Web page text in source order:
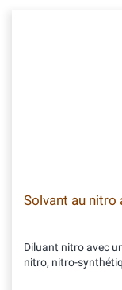
Solvant au
Diluant nitro avec
nitro, nitro-